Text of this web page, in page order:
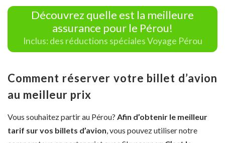
Découvrez quelle est la meilleure
assurance pour le Pérou!
Inclus: des réductions spéciales Voyage Pérou
Comment réserver votre billet d’avion
au meilleur prix
Vous souhaitez partir au Pérou? Afin d’obtenir le meilleur
tarif sur vos billets d’avion, vous pouvez utiliser notre